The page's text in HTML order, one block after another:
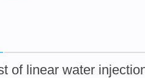
of linear water